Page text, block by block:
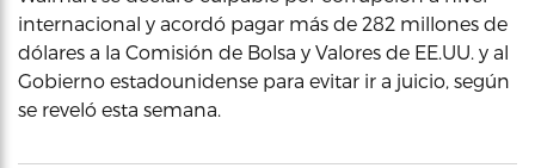
internacional y acordó pagar más de 282 millones de
dólares a la Comisión de Bolsa y Valores de EE.UU. y al
Gobierno estadounidense para evitar ir a juicio, según
se reveló esta semana.